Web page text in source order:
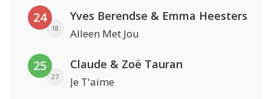
24
18
Yves Berendse & Emma Heesters
Alleen Met Jou
25
27
Claude & Zoë Tauran
Je T'aime